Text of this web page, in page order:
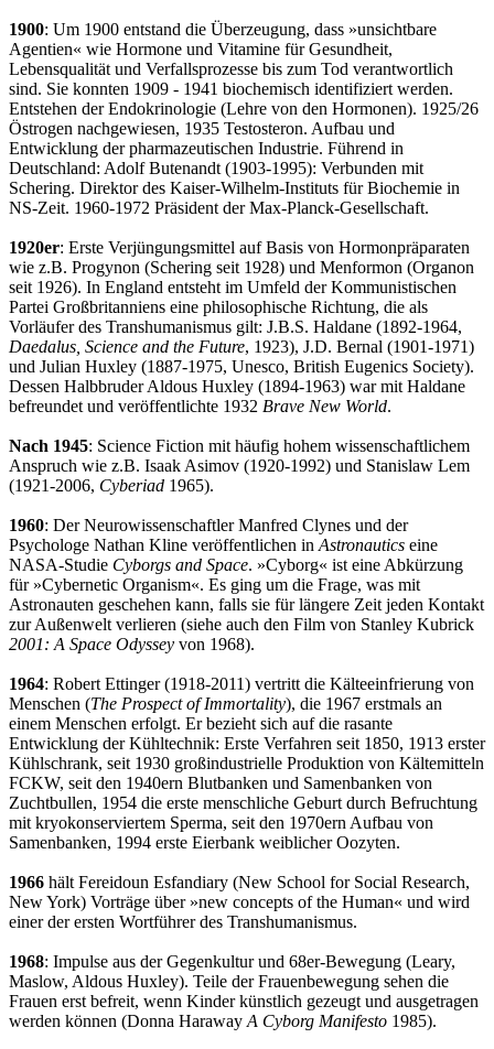
1900: Um 1900 entstand die Überzeugung, dass »unsichtbare
Agentien« wie Hormone und Vitamine für Gesundheit,
Lebensqualität und Verfallsprozesse bis zum Tod verantwortlich
sind. Sie konnten 1909 - 1941 biochemisch identifiziert werden.
Entstehen der Endokrinologie (Lehre von den Hormonen). 1925/26
Östrogen nachgewiesen, 1935 Testosteron. Aufbau und
Entwicklung der pharmazeutischen Industrie. Führend in
Deutschland: Adolf Butenandt (1903-1995): Verbunden mit
Schering. Direktor des Kaiser-Wilhelm-Instituts für Biochemie in
NS-Zeit. 1960-1972 Präsident der Max-Planck-Gesellschaft.
1920er: Erste Verjüngungsmittel auf Basis von Hormonpräparaten
wie z.B. Progynon (Schering seit 1928) und Menformon (Organon
seit 1926). In England entsteht im Umfeld der Kommunistischen
Partei Großbritanniens eine philosophische Richtung, die als
Vorläufer des Transhumanismus gilt: J.B.S. Haldane (1892-1964,
Daedalus, Science and the Future, 1923), J.D. Bernal (1901-1971)
und Julian Huxley (1887-1975, Unesco, British Eugenics Society).
Dessen Halbbruder Aldous Huxley (1894-1963) war mit Haldane
befreundet und veröffentlichte 1932 Brave New World.
Nach 1945: Science Fiction mit häufig hohem wissenschaftlichem
Anspruch wie z.B. Isaak Asimov (1920-1992) und Stanislaw Lem
(1921-2006, Cyberiad 1965).
1960: Der Neurowissenschaftler Manfred Clynes und der
Psychologe Nathan Kline veröffentlichen in Astronautics eine
NASA-Studie Cyborgs and Space. »Cyborg« ist eine Abkürzung
für »Cybernetic Organism«. Es ging um die Frage, was mit
Astronauten geschehen kann, falls sie für längere Zeit jeden Kontakt
zur Außenwelt verlieren (siehe auch den Film von Stanley Kubrick
2001: A Space Odyssey von 1968).
1964: Robert Ettinger (1918-2011) vertritt die Kälteeinfrierung von
Menschen (The Prospect of Immortality), die 1967 erstmals an
einem Menschen erfolgt. Er bezieht sich auf die rasante
Entwicklung der Kühltechnik: Erste Verfahren seit 1850, 1913 erster
Kühlschrank, seit 1930 großindustrielle Produktion von Kältemitteln
FCKW, seit den 1940ern Blutbanken und Samenbanken von
Zuchtbullen, 1954 die erste menschliche Geburt durch Befruchtung
mit kryokonserviertem Sperma, seit den 1970ern Aufbau von
Samenbanken, 1994 erste Eierbank weiblicher Oozyten.
1966 hält Fereidoun Esfandiary (New School for Social Research,
New York) Vorträge über »new concepts of the Human« und wird
einer der ersten Wortführer des Transhumanismus.
1968: Impulse aus der Gegenkultur und 68er-Bewegung (Leary,
Maslow, Aldous Huxley). Teile der Frauenbewegung sehen die
Frauen erst befreit, wenn Kinder künstlich gezeugt und ausgetragen
werden können (Donna Haraway A Cyborg Manifesto 1985).